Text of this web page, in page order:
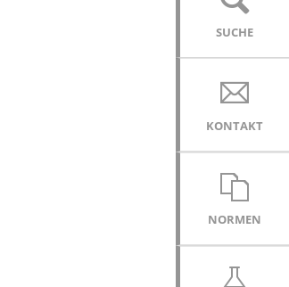
SUCHE
KONTAKT
NORMEN